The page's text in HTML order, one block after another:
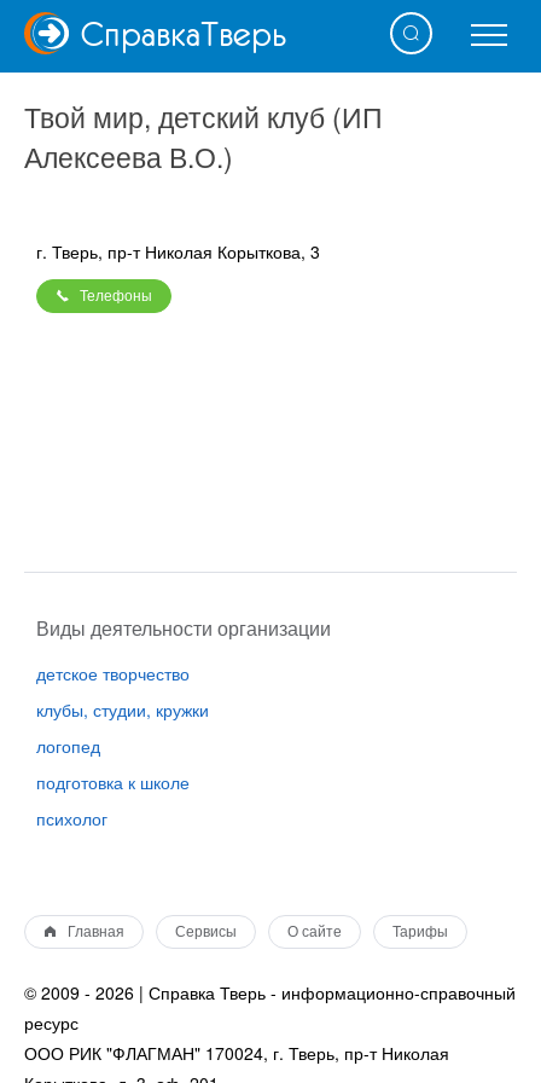
СправкаТверь
Твой мир, детский клуб (ИП
Алексеева В.О.)
г. Тверь, пр-т Николая Корыткова, 3
Телефоны
Виды деятельности организации
детское творчество
клубы, студии, кружки
логопед
подготовка к школе
психолог
Главная Сервисы О сайте Тарифы
© 2009 - 2026 | Справка Тверь - информационно-справочный
ресурс
ООО РИК "ФЛАГМАН" 170024, г. Тверь, пр-т Николая